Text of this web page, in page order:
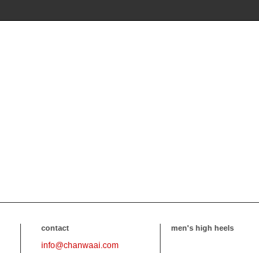
contact
info@chanwaai.com
men's high heels